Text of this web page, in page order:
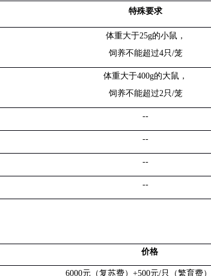
特殊要求
体重大于25g的小鼠，
饲养不能超过4只/笼
体重大于400g的大鼠，
饲养不能超过2只/笼
--
--
--
--
价格
6000元（复苏费） +500元/只（繁育费）